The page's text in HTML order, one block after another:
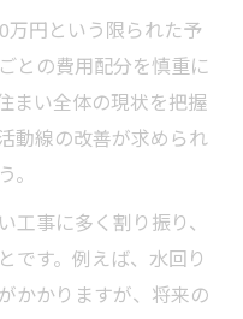
万円という限られた予
との費用配分を慎重に
まい全体の現状を把握
動線の改善が求められ
事に多く割り振り、
です。例えば、水回り
かかりますが、将来の